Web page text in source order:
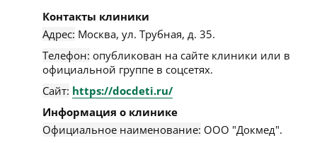
Контакты клиники
Адрес: Москва, ул. Трубная, д. 35.
Телефон: опубликован на сайте клиники или в
официальной группе в соцсетях.
Сайт: https://docdeti.ru/
Информация о клинике
Официальное наименование: ООО "Докмед".